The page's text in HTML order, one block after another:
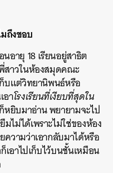
ถึงชอบ
นอายุ 18 เรียนอยู่สาธิต
สาวในห้องสมุดคณะ
บแต่วิทยานิพนธ์หรือ
อาโรงเรียนที่เงียบที่สุดใน
หยิบมาอ่าน พยายามจะไป
ไม่ได้เพราะไม่ใช่ของห้อง
วามว่าเอากลับมาได้หรือ
เอาไปเก็บไว้บนชั้นเหมือน